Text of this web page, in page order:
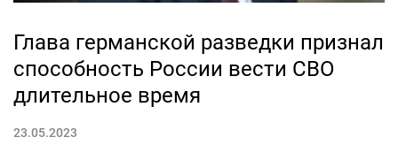
Глава германской разведки признал
способность России вести СВО
длительное время
23.05.2023